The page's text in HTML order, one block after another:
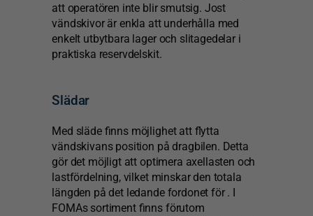
att operatören inte blir smutsig. Jost
vändskivor är enkla att underhålla med
enkelt utbytbara lager och slitagedelar i
praktiska reservdelskit.
Slädar
Med släde finns möjlighet att flytta
vändskivans position på dragbilen. Detta
gör det möjligt att optimera axellasten och
lastfördelning, vilket minskar den totala
längden på det ledande fordonet för . I
FOMAs sortiment finns förutom